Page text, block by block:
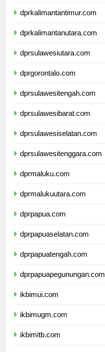
dprkalimantantimur.com
dprkalimantanutara.com
dprsulawesiutara.com
dprgorontalo.com
dprsulawesitengah.com
dprsulawesibarat.com
dprsulawesiselatan.com
dprsulawesitenggara.com
dprmaluku.com
dprmalukuutara.com
dprpapua.com
dprpapuaselatan.com
dprpapuatengah.com
dprpapuapegunungan.com
ikbimui.com
ikbimugm.com
ikbimitb.com